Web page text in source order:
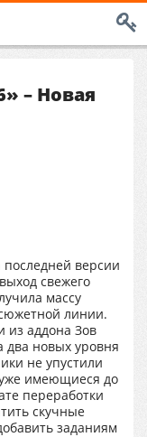
– Новая
последней версии
свежего
массу
линии.
из аддона Зов
два новых уровня
не упустили
имеющиеся до
переработки
скучные
заданиям